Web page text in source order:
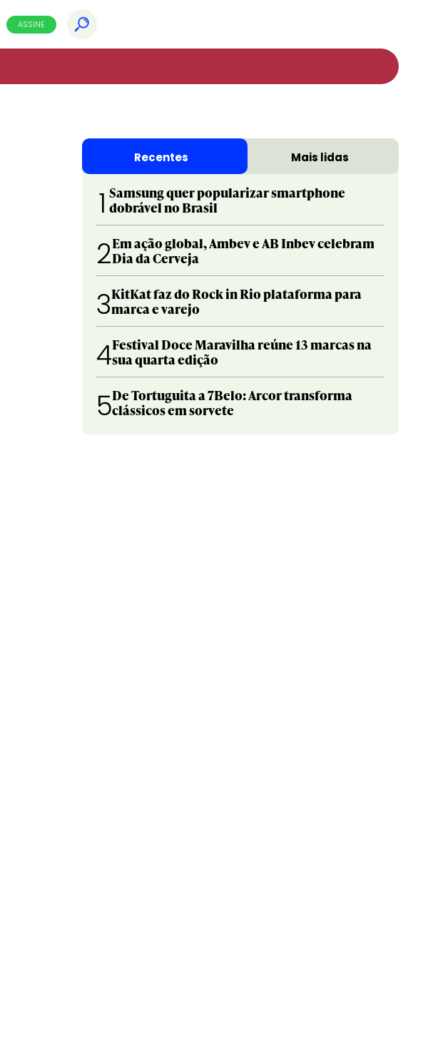
ASSINE
Recentes Mais lidas
1 Samsung quer popularizar smartphone
dobrável no Brasil
2Em ação global, Ambev e AB Inbev celebram
Dia da Cerveja
3KitKat faz do Rock in Rio plataforma para
marca e varejo
4Festival Doce Maravilha reúne 13 marcas na
sua quarta edição
5De Tortuguita a 7Belo: Arcor transforma
clássicos em sorvete